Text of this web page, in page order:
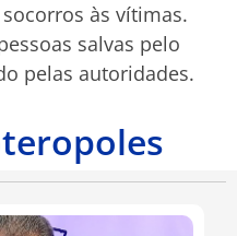
às vítimas.
salvas pelo
pelas autoridades.